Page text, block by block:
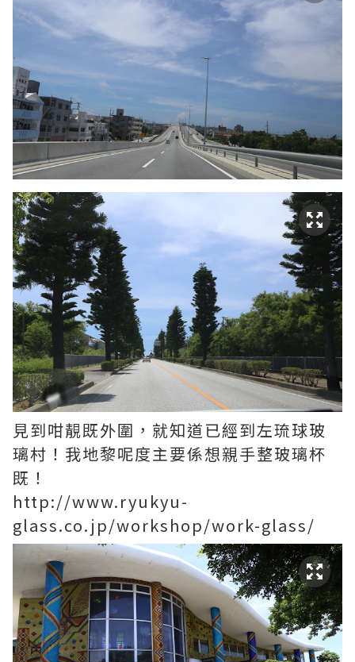
見到咁靚既外圍，就知道已經到左琉球玻
璃村！我地黎呢度主要係想親手整玻璃杯
既！
http://www.ryukyu-
glass.co.jp/workshop/work-glass/